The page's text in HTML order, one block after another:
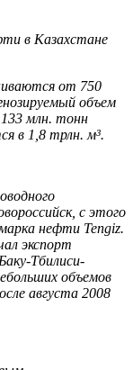
в Казахстане
от 750
объем
133 млн. тонн
в 1,8 трлн. м³.
с этого
нефти Tengiz.
экспорт
Тбилиси-
объемов
августа 2008